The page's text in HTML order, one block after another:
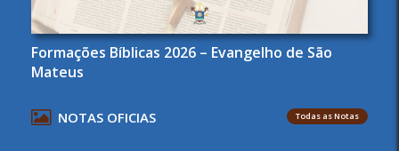
Formações Bíblicas 2026 – Evangelho de São
Mateus
NOTAS OFICIAS Todas as Notas